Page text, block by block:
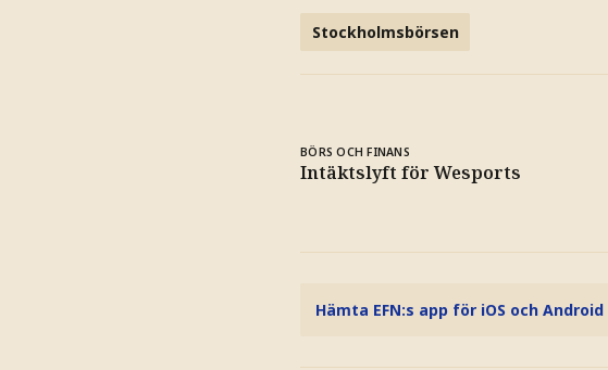
Stockholmsbörsen
BÖRS OCH FINANS
Intäktslyft för Wesports
Hämta EFN:s app för iOS och Android